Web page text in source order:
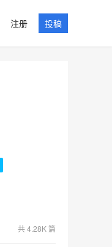
注册 投稿
共 4.28K 篇